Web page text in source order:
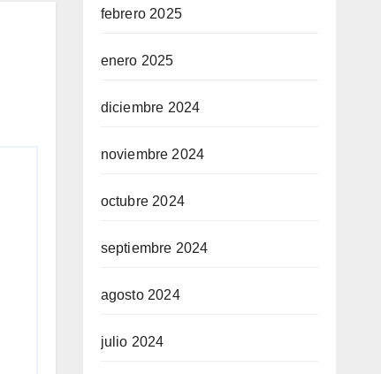
febrero 2025
enero 2025
diciembre 2024
noviembre 2024
octubre 2024
septiembre 2024
agosto 2024
julio 2024